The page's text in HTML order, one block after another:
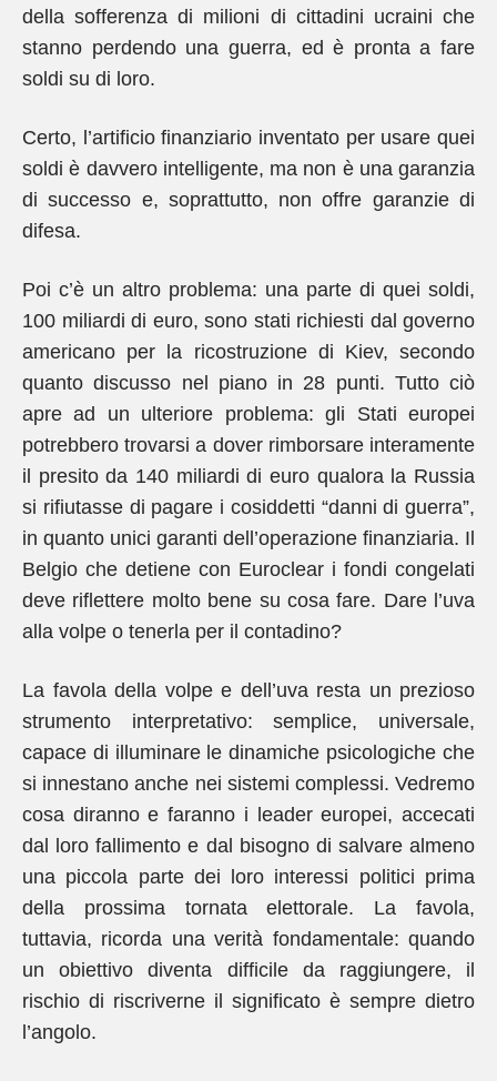
della sofferenza di milioni di cittadini ucraini che
stanno perdendo una guerra, ed è pronta a fare
soldi su di loro.
Certo, l’artificio finanziario inventato per usare quei
soldi è davvero intelligente, ma non è una garanzia
di successo e, soprattutto, non offre garanzie di
difesa.
Poi c’è un altro problema: una parte di quei soldi,
100 miliardi di euro, sono stati richiesti dal governo
americano per la ricostruzione di Kiev, secondo
quanto discusso nel piano in 28 punti. Tutto ciò
apre ad un ulteriore problema: gli Stati europei
potrebbero trovarsi a dover rimborsare interamente
il presito da 140 miliardi di euro qualora la Russia
si rifiutasse di pagare i cosiddetti “danni di guerra”,
in quanto unici garanti dell’operazione finanziaria. Il
Belgio che detiene con Euroclear i fondi congelati
deve riflettere molto bene su cosa fare. Dare l’uva
alla volpe o tenerla per il contadino?
La favola della volpe e dell’uva resta un prezioso
strumento interpretativo: semplice, universale,
capace di illuminare le dinamiche psicologiche che
si innestano anche nei sistemi complessi. Vedremo
cosa diranno e faranno i leader europei, accecati
dal loro fallimento e dal bisogno di salvare almeno
una piccola parte dei loro interessi politici prima
della prossima tornata elettorale. La favola,
tuttavia, ricorda una verità fondamentale: quando
un obiettivo diventa difficile da raggiungere, il
rischio di riscriverne il significato è sempre dietro
l’angolo.